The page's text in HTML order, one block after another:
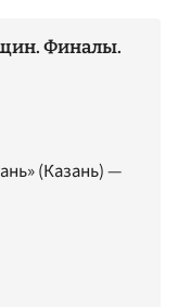
Финалы.
(Казань) —